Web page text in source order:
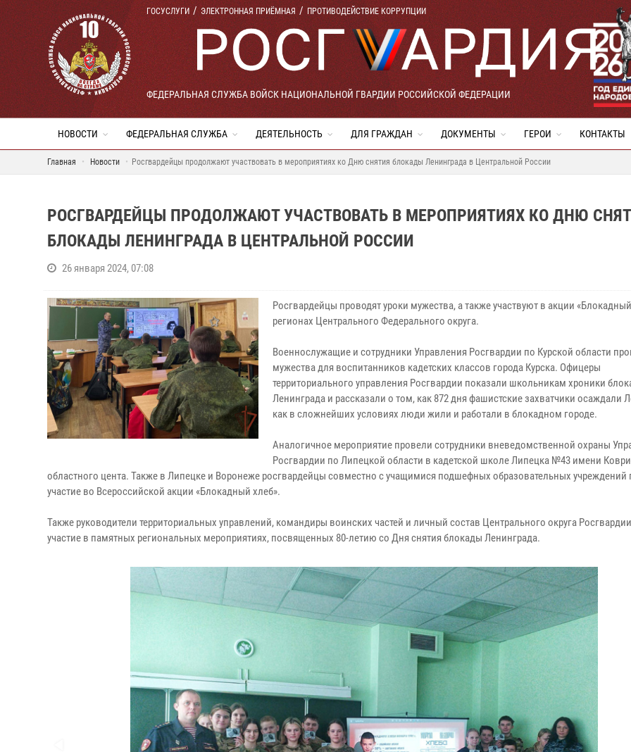
ГОСУСЛУГИ ЭЛЕКТРОННАЯ ПРИЁМНАЯ ПРОТИВОДЕЙСТВИЕ КОРРУПЦИИ
ФЕДЕРАЛЬНАЯ СЛУЖБА ВОЙСК НАЦИОНАЛЬНОЙ ГВАРДИИ РОССИЙСКОЙ ФЕДЕРАЦИИ
НОВОСТИ ФЕДЕРАЛЬНАЯ СЛУЖБА ДЕЯТЕЛЬНОСТЬ ДЛЯ ГРАЖДАН ДОКУМЕНТЫ ГЕРОИ КОНТАКТЫ
Главная Новости Росгвардейцы продолжают участвовать в мероприятиях ко Дню снятия блокады Ленинграда в Центральной России
РОСГВАРДЕЙЦЫ ПРОДОЛЖАЮТ УЧАСТВОВАТЬ В МЕРОПРИЯТИЯХ КО ДНЮ
БЛОКАДЫ ЛЕНИНГРАДА В ЦЕНТРАЛЬНОЙ РОССИИ
26 января 2024, 07:08
Росгвардейцы проводят уроки мужества, а также участвуют в акции
регионах Центрального Федерального округа.
Военнослужащие и сотрудники Управления Росгвардии по Курской области
мужества для воспитанников кадетских классов города Курска. Офицеры
территориального управления Росгвардии показали школьникам хроники
Ленинграда и рассказали о том, как 872 дня фашистские захватчики осаждали
как в сложнейших условиях люди жили и работали в блокадном городе.
Аналогичное мероприятие провели сотрудники вневедомственной охраны
Росгвардии по Липецкой области в кадетской школе Липецка №43 имени
областного цента. Также в Липецке и Воронеже росгвардейцы совместно с учащимися подшефных образовательных учреждений
участие во Всероссийской акции «Блокадный хлеб».
Также руководители территориальных управлений, командиры воинских частей и личный состав Центрального округа
участие в памятных региональных мероприятиях, посвященных 80-летию со Дня снятия блокады Ленинграда.